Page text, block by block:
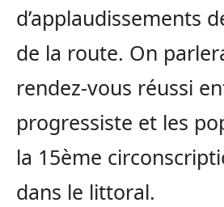
d’applaudissements
de la route. On
rendez-vous réussi
progressiste et les
la 15ème
dans le littoral.